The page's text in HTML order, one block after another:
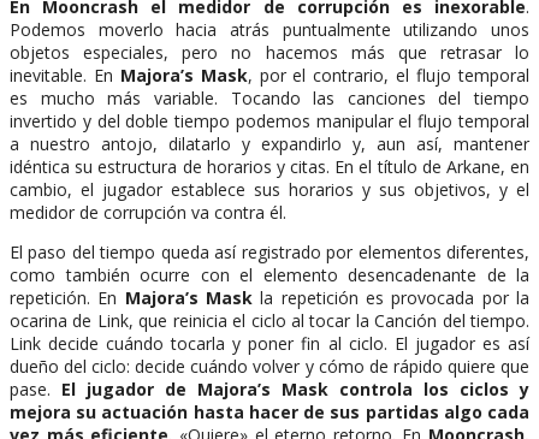
En Mooncrash el medidor de corrupción es inexorable.
Podemos moverlo hacia atrás puntualmente utilizando unos
objetos especiales, pero no hacemos más que retrasar lo
inevitable. En Majora’s Mask, por el contrario, el flujo temporal
es mucho más variable. Tocando las canciones del tiempo
invertido y del doble tiempo podemos manipular el flujo temporal
a nuestro antojo, dilatarlo y expandirlo y, aun así, mantener
idéntica su estructura de horarios y citas. En el título de Arkane, en
cambio, el jugador establece sus horarios y sus objetivos, y el
medidor de corrupción va contra él.
El paso del tiempo queda así registrado por elementos diferentes,
como también ocurre con el elemento desencadenante de la
repetición. En Majora’s Mask la repetición es provocada por la
ocarina de Link, que reinicia el ciclo al tocar la Canción del tiempo.
Link decide cuándo tocarla y poner fin al ciclo. El jugador es así
dueño del ciclo: decide cuándo volver y cómo de rápido quiere que
pase. El jugador de Majora’s Mask controla los ciclos y
mejora su actuación hasta hacer de sus partidas algo cada